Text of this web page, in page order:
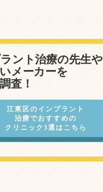
ント治療の先生や
メーカーを
査！
江東区のインプラント
治療でおすすめの
クリニック3選はこちら